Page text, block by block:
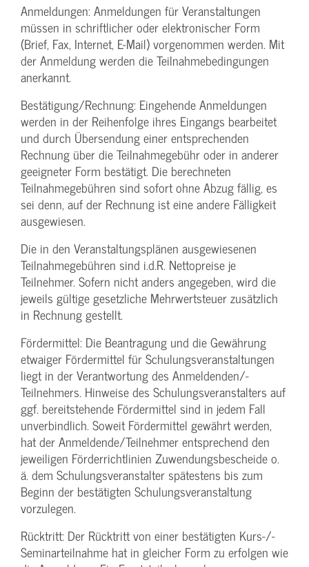
Anmeldungen: Anmeldungen für Veranstaltungen
müssen in schriftlicher oder elektronischer Form
(Brief, Fax, Internet, E-Mail) vorgenommen werden. Mit
der Anmeldung werden die Teilnahme­bedingungen
anerkannt.
Bestätigung­/Rechnung: Eingehende Anmeldungen
werden in der Reihenfolge ihres Eingangs bearbeitet
und durch Übersendung einer entsprechenden
Rechnung über die Teilnahmegebühr oder in anderer
geeigneter Form bestätigt. Die berechneten
Teilnahmegebühren sind sofort ohne Abzug fällig, es
sei denn, auf der Rechnung ist eine andere Fälligkeit
ausgewiesen.
Die in den Veranstaltungsplänen ausgewiesenen
Teilnahmegebühren sind i.d.R. Nettopreise je
Teilnehmer. Sofern nicht anders angegeben, wird die
jeweils gültige gesetzliche Mehrwertsteuer zusätzlich
in Rechnung gestellt.
Fördermittel: Die Beantragung und die Gewährung
etwaiger Fördermittel für Schulungs­veranstaltungen
liegt in der Verantwortung des Anmeldenden/­
Teilnehmers. Hinweise des Schulungs­veranstalters auf
ggf. bereitstehende Fördermittel sind in jedem Fall
unverbindlich. Soweit Fördermittel gewährt werden,
hat der Anmeldende/­Teilnehmer entsprechend den
jeweiligen Förderrichtlinien Zuwendungs­bescheide o.
ä. dem Schulungs­veranstalter spätestens bis zum
Beginn der bestätigten Schulungs­veranstaltung
vorzulegen.
Rücktritt: Der Rücktritt von einer bestätigten Kurs-/­
Seminarteilnahme hat in gleicher Form zu erfolgen wie